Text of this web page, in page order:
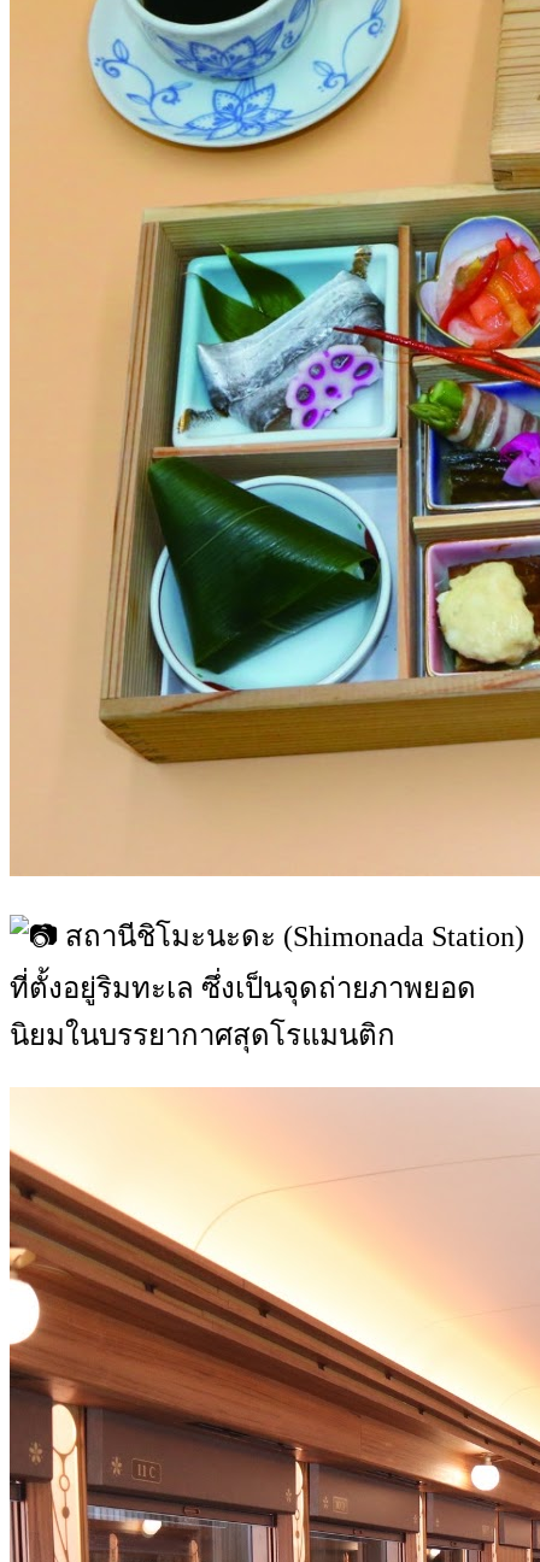
สถานีชิโมะนะดะ (Shimonada Station)
ที่ตั้งอยู่ริมทะเล ซึ่งเป็นจุดถ่ายภาพยอด
นิยมในบรรยากาศสุดโรแมนติก